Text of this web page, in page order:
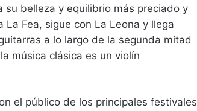
belleza y equilibrio más preciado y
Fea, sigue con La Leona y llega
a lo largo de la segunda mitad
música clásica es un violín
el público de los principales festivales